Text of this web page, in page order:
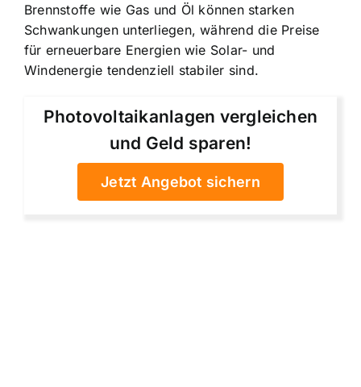
Brennstoffe wie Gas und Öl können starken
Schwankungen unterliegen, während die Preise
für erneuerbare Energien wie Solar- und
Windenergie tendenziell stabiler sind.
Photovoltaikanlagen vergleichen
und Geld sparen!
Jetzt Angebot sichern